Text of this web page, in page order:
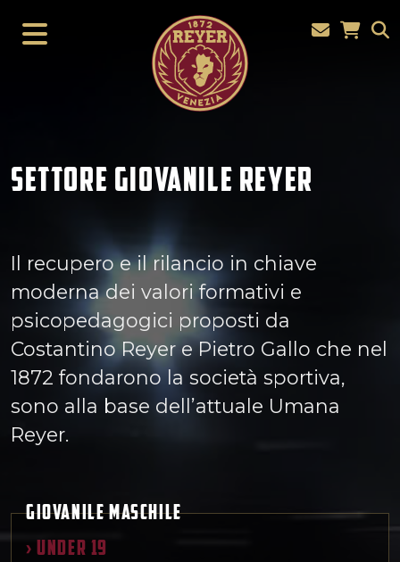
SETTORE GIOVANILE REYER
Il recupero e il rilancio in chiave
moderna dei valori formativi e
psicopedagogici proposti da
Costantino Reyer e Pietro Gallo che nel
1872 fondarono la società sportiva,
sono alla base dell’attuale Umana
Reyer.
GIOVANILE MASCHILE
› UNDER 19